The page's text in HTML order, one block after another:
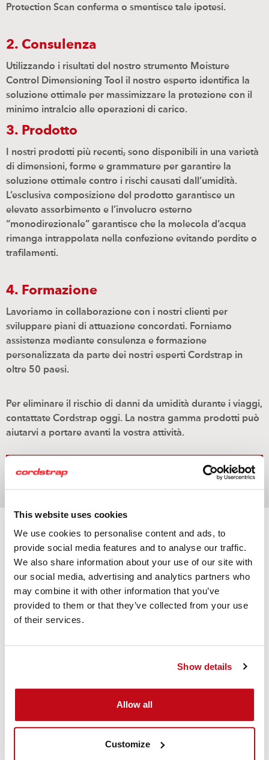
This website uses cookies
We use cookies to personalise content and ads, to
provide social media features and to analyse our traffic.
We also share information about your use of our site with
our social media, advertising and analytics partners who
may combine it with other information that you’ve
provided to them or that they’ve collected from your use
of their services.
Show details
Allow all
Customize
Protection Scan conferma o smentisce tale ipotesi.
2. Consulenza
Utilizzando i risultati del nostro strumento Moisture
Control Dimensioning Tool il nostro esperto identifica la
soluzione ottimale per massimizzare la protezione con il
minimo intralcio alle operazioni di carico.
3. Prodotto
I nostri prodotti più recenti, sono disponibili in una varietà
di dimensioni, forme e grammature per garantire la
soluzione ottimale contro i rischi causati dall’umidità.
L’esclusiva composizione del prodotto garantisce un
elevato assorbimento e l’involucro esterno
“monodirezionale” garantisce che la molecola d’acqua
rimanga intrappolata nella confezione evitando perdite o
trafilamenti.
4. Formazione
Lavoriamo in collaborazione con i nostri clienti per
sviluppare piani di attuazione concordati. Forniamo
assistenza mediante consulenza e formazione
personalizzata da parte dei nostri esperti Cordstrap in
oltre 50 paesi.
Per eliminare il rischio di danni da umidità durante i viaggi,
contattate Cordstrap oggi. La nostra gamma prodotti può
aiutarvi a portare avanti la vostra attività.
Prenota un appuntamento con il tuo referente
Il prodotto giusto per
qualsiasi impiego
Moisture Control Portfolio di Cordstrap è sviluppato sulla
più recente tecnologia basata sulla combinazione di
cloruro di calcio e amido, per offrire il prodotto più
L'uso di una membrana ad alte prestazioni negli involucri